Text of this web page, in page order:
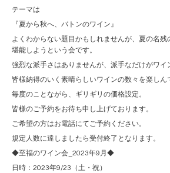
テーマは
『夏から秋へ、バトンのワイン』
よくわからない題目かもしれませんが、夏の名残
堪能しようという会です。
強烈な派手さはありませんが、派手なだけがワイ
皆様納得のいく素晴らしいワインの数々を楽しん
毎度のことながら、ギリギリの価格設定。
皆様のご予約をお待ち申し上げております。
ご希望の方はお電話にてご予約ください。
規定人数に達しましたら受付終了となります。
◆至福のワイン会_2023年9月◆
日時：2023年9/23（土・祝）